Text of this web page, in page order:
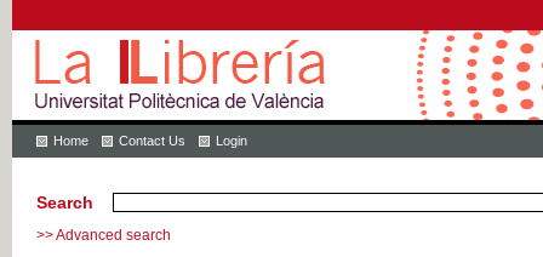
Home Contact Us Login
Search
>> Advanced search